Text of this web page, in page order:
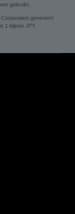
gebruikt.
genereert
1 biljoen JPY.